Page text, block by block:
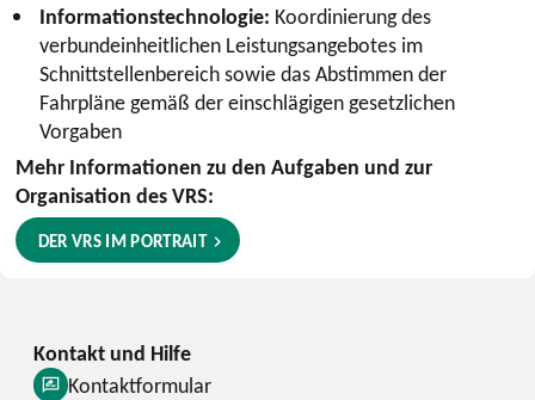
Informationstechnologie: Koordinierung des
verbundeinheitlichen Leistungsangebotes im
Schnittstellenbereich sowie das Abstimmen der
Fahrpläne gemäß der einschlägigen gesetzlichen
Vorgaben
Mehr Informationen zu den Aufgaben und zur
Organisation des VRS:
DER VRS IM PORTRAIT
Kontaktformular